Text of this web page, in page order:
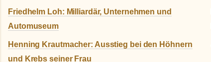
Friedhelm Loh: Milliardär, Unternehmen und
Automuseum
Henning Krautmacher: Ausstieg bei den Höhnern
und Krebs seiner Frau